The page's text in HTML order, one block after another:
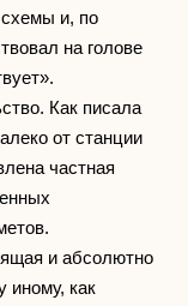
и, по
на голове
Как писала
от станции
частная
и абсолютно
иному, как